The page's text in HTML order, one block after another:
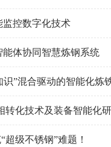
监控数字化技术
能体协同智慧炼钢系统
”混合驱动的智能化炼
转化技术及装备智能化
级不锈钢”难题！